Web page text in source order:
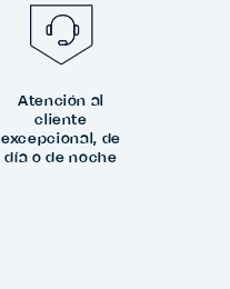
Atención al
cliente
excepcional, de
día o de noche